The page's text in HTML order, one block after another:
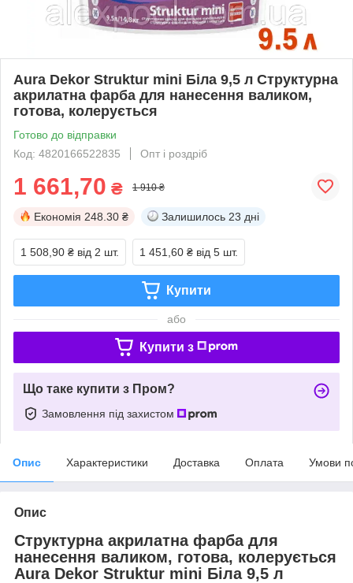
Aura Dekor Struktur mini Біла 9,5 л Структурна
акрилатна фарба для нанесення валиком,
готова, колерується
Готово до відправки
Код: 4820166522835
Опт і роздріб
1 661,70 ₴ 1 910 ₴
Економія 248.30 ₴ Залишилось 23 дні
1 508,90 ₴ від 2 шт. 1 451,60 ₴ від 5 шт.
Купити
або
Купити з
Що таке купити з Пром?
Замовлення під захистом
Опис Характеристики Доставка Оплата Умови
Опис
Структурна акрилатна фарба для
нанесення валиком, готова, колерується
Aura Dekor Struktur mini Біла 9,5 л